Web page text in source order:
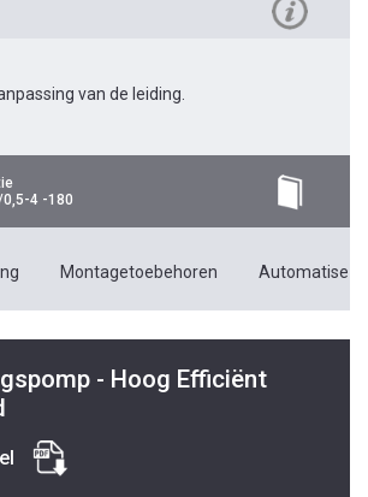
van de leiding.
4 -180
Montagetoebehoren
- Hoog Efficiënt